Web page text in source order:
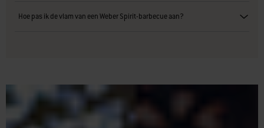
Hoe pas ik de vlam van een Weber Spirit-barbecue aan?